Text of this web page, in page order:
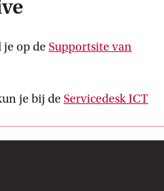
op de Supportsite van
je bij de Servicedesk ICT